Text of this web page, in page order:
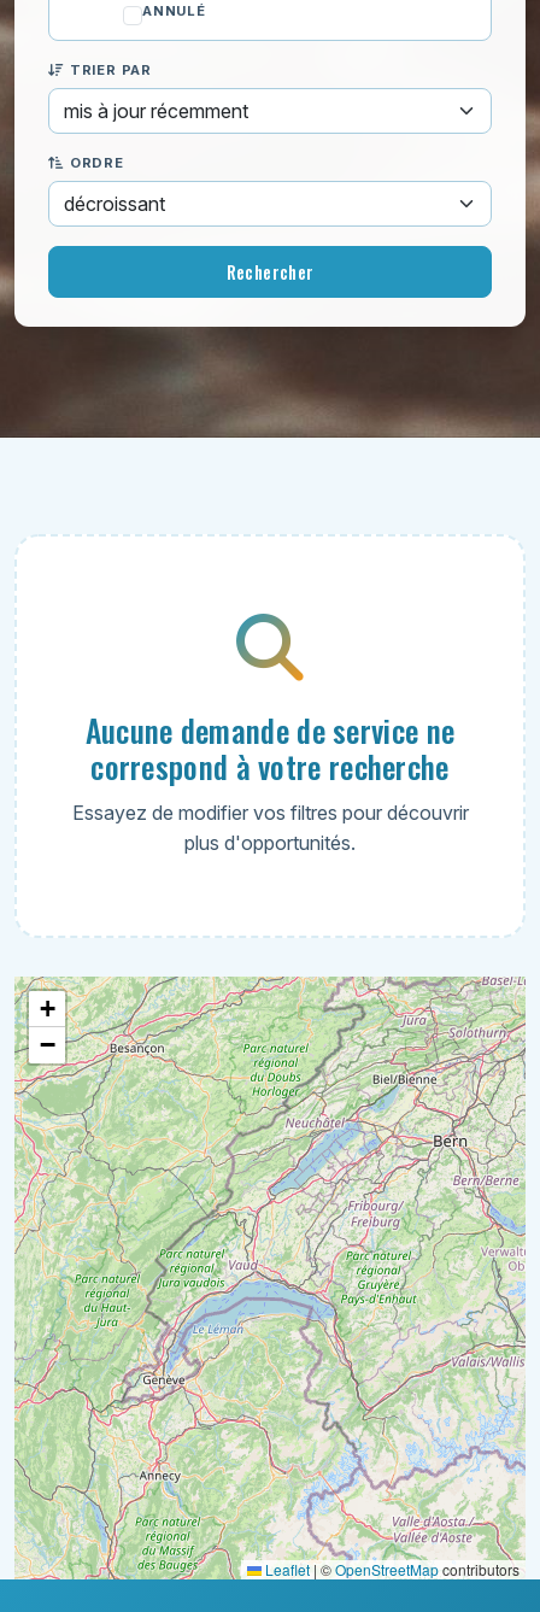
ANNULÉ
TRIER PAR
ORDRE
Aucune demande de service ne
correspond à votre recherche
Essayez de modifier vos filtres pour découvrir
plus d'opportunités.
+
−
Leaflet | ©OpenStreetMapcontributors